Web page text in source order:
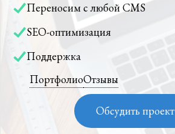
Переносим с любой CMS
SEO-оптимизация
Поддержка
ПортфолиоОтзывы
Обсудить проект